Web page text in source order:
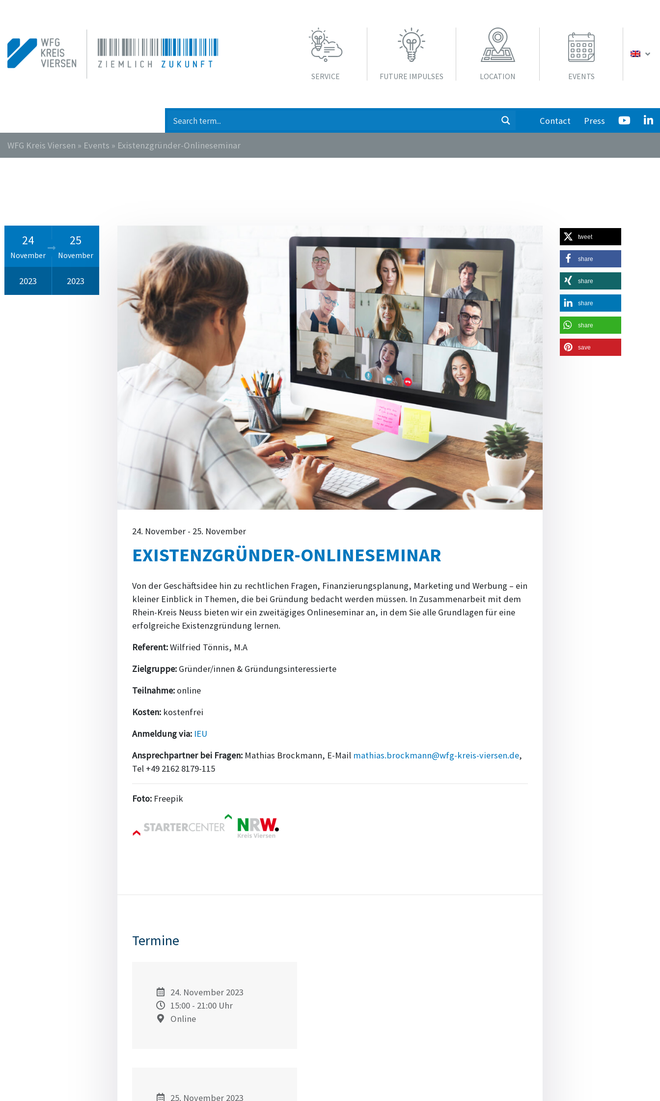
SERVICE FUTURE IMPULSES LOCATION EVENTS
Contact Press
WFG Kreis Viersen » Events » Existenzgründer-Onlineseminar
24
November
2023
25
November
2023
24. November - 25. November
EXISTENZGRÜNDER-ONLINESEMINAR
Von der Geschäftsidee hin zu rechtlichen Fragen, Finanzierungsplanung, Marketing und Werbung – ein
kleiner Einblick in Themen, die bei Gründung bedacht werden müssen. In Zusammenarbeit mit dem
Rhein-Kreis Neuss bieten wir ein zweitägiges Onlineseminar an, in dem Sie alle Grundlagen für eine
erfolgreiche Existenzgründung lernen.
Referent:Wilfried Tönnis, M.A
Zielgruppe: Gründer/innen & Gründungsinteressierte
Teilnahme: online
Kosten: kostenfrei
Anmeldung via: IEU
Ansprechpartner bei Fragen: Mathias Brockmann, E-Mail mathias.brockmann@wfg-kreis-viersen.de,
Tel +49 2162 8179-115
Foto: Freepik
Termine
24. November 2023
15:00 - 21:00 Uhr
Online
25. November 2023
tweet
share
share
share
share
save